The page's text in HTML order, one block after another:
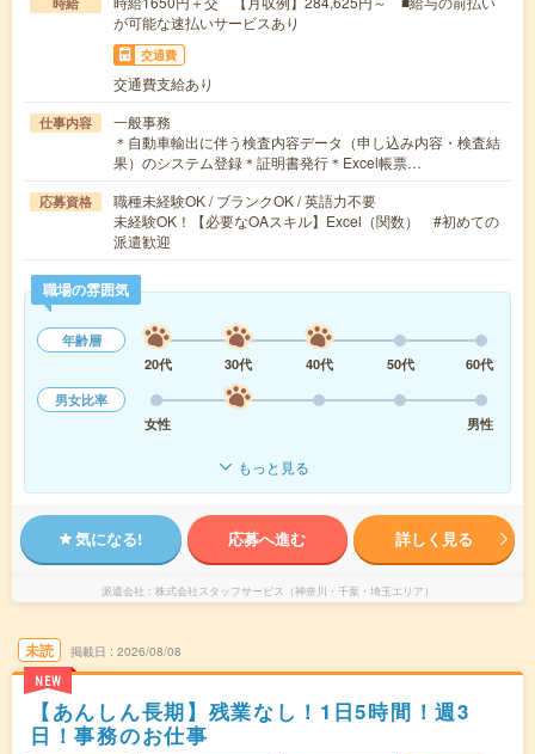
が可能な速払いサービスあり
交通費
交通費支給あり
仕事内容
一般事務
＊自動車輸出に伴う検査内容データ（申し込み内容・検査結
果）のシステム登録＊証明書発行＊Excel帳票…
応募資格
職種未経験OK / ブランクOK / 英語力不要
未経験OK！【必要なOAスキル】Excel（関数） #初めての
派遣歓迎
職場の雰囲気
年齢層
20代
30代 40代 50代
60代
男女比率
女性
男性
もっと見る
気になる! 応募へ進む 詳しく見る
派遣会社 株式会社スタッフサービス（神奈川・千葉・埼玉エリア）
未読
NEW
掲載日 2026/08/08
【あんしん長期】残業なし！1日5時間！週3
日！事務のお仕事